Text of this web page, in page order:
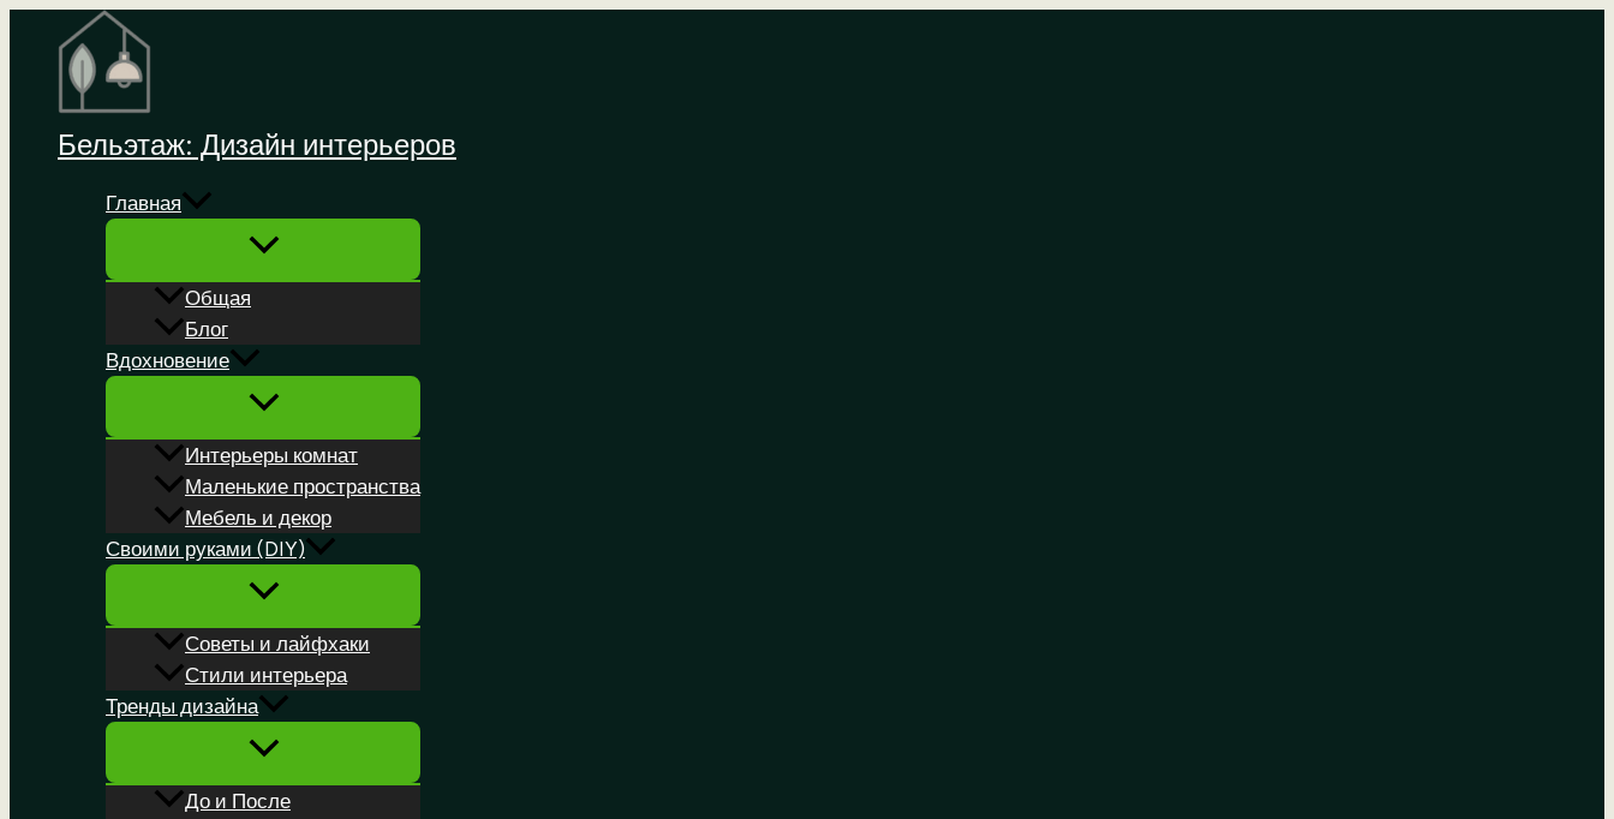
Перейти
содержимому
Бельэтаж: Дизайн интерьеров
Главная
Общая
Блог
Вдохновение
Интерьеры комнат
Маленькие пространства
Мебель и декор
Своими руками (DIY)
Советы и лайфхаки
Стили интерьера
Тренды дизайна
До и После